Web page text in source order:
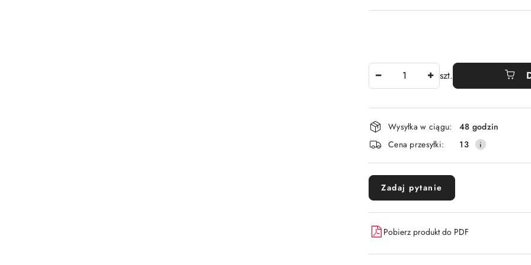
szt.
Dostępność
i
dostawa
Wysyłka w ciągu:
48 godzin
Cena przesyłki:
13
Zadaj pytanie
Pobierz produkt do PDF